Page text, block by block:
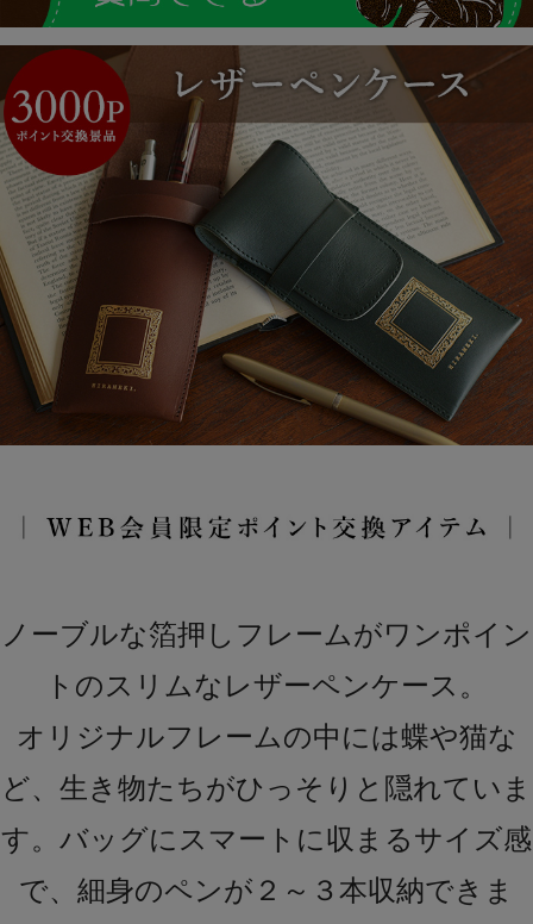
ノーブルな箔押しフレームがワンポイン
トのスリムなレザーペンケース。
オリジナルフレームの中には蝶や猫な
ど、生き物たちがひっそりと隠れていま
す。バッグにスマートに収まるサイズ感
で、細身のペンが２～３本収納できま